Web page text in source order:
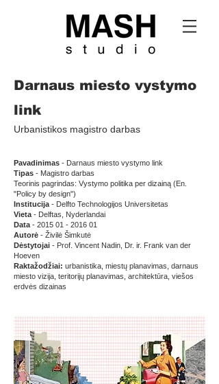
Darnaus miesto vystymo
link
Urbanistikos magistro darbas
Pavadinimas - Darnaus miesto vystymo link
Tipas - Magistro darbas
Teorinis pagrindas: Vystymo politika per dizainą (En.
"Policy by design")
Institucija - Delfto Technologijos Universitetas
Vieta - Delftas, Nyderlandai
Data - 2015 01 - 2016 01
Autorė - Živilė Šimkutė
Dėstytojai - Prof. Vincent Nadin, Dr. ir. Frank van der
Hoeven
Raktažodžiai: urbanistika, miestų planavimas, darnaus
miesto vizija, teritorijų planavimas, architektūra, viešos
erdvės dizainas